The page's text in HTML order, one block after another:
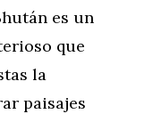
es un
que
la
paisajes